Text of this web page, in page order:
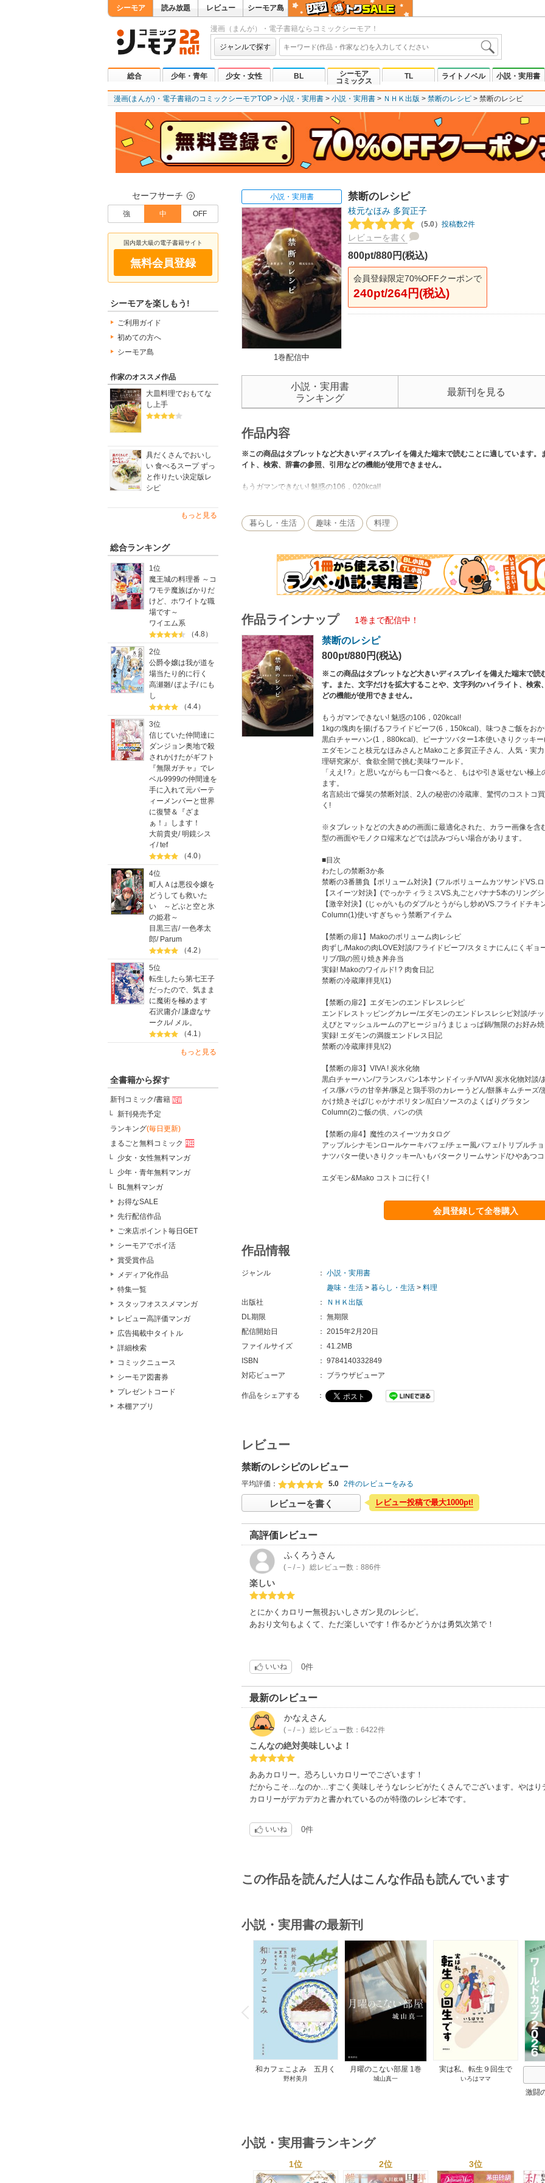
シーモア 読み放題 レビュー シーモア島
漫画（まんが）・電子書籍ならコミックシーモア！
ジャンルで探す
総合 少年・青年 少女・女性 BL
シーモア
コミックス
TL ライトノベル 小説・実用書
漫画(まんが)・電子書籍のコミックシーモアTOP 小説・実用書 小説・実用書 ＮＨＫ出版 禁断のレシピ 禁断のレシピ
セーフサーチ ？
強 中 OFF
国内最大級の電子書籍サイト
無料会員登録
シーモアを楽しもう!
ご利用ガイド
初めての方へ
シーモア島
作家のオススメ作品
大皿料理でおもてな
し上手
具だくさんでおいし
い 食べるスープ ずっ
と作りたい決定版レ
シピ
もっと見る
総合ランキング
1位
魔王城の料理番 ～コ
ワモテ魔族ばかりだ
けど、ホワイトな職
場です～
ワイエム系
（4.8）
2位
公爵令嬢は我が道を
場当たり的に行く
高瀬雛/ぽよ子/ にも
し
（4.4）
3位
信じていた仲間達に
ダンジョン奥地で殺
されかけたがギフト
『無限ガチャ』でレ
ベル9999の仲間達を
手に入れて元パーテ
ィーメンバーと世界
に復讐＆『ざま
ぁ！』します！
大前貴史/明鏡シス
イ/tef
（4.0）
4位
町人Ａは悪役令嬢を
どうしても救いた
い ～どぶと空と氷
の姫君～
目黒三吉/一色孝太
郎/ Parum
（4.2）
5位
転生したら第七王子
だったので、気まま
に魔術を極めます
石沢庸介/謙虚なサ
ークル/ メル。
（4.1）
もっと見る
全書籍から探す
新刊コミック/書籍
新刊発売予定
ランキング(毎日更新)
まるごと無料コミック
少女・女性無料マンガ
少年・青年無料マンガ
BL無料マンガ
お得なSALE
先行配信作品
ご来店ポイント毎日GET
シーモアでポイ活
賞受賞作品
メディア化作品
特集一覧
スタッフオススメマンガ
レビュー高評価マンガ
広告掲載中タイトル
詳細検索
コミックニュース
シーモア図書券
プレゼントコード
本棚アプリ
小説・実用書
1巻配信中
禁断のレシピ
枝元なほみ 多賀正子
（5.0） 投稿数2件
レビューを書く
800pt/880円(税込)
会員登録限定70%OFFクーポンで
240pt/264円(税込)
小説・実用書
ランキング
最新刊を見る
作品内容
※この商品はタブレットなど大きいディスプレイを備えた端末で読むことに適しています。
イト、検索、辞書の参照、引用などの機能が使用できません。
もうガマンできない! 魅惑の106，020kcal!
1kgの塊肉を揚げるフライドビーフ(6，150kcal)、味つきご飯をおかずに白いご飯を食べる
エダモンこと枝元なほみさんとMakoこと多賀正子さん、人気・実力を兼ね備えた2人の料理
「ええ! ?」と思いながらも一口食べると、もはや引き返せない極上のおいしさが待っていま
※タブレットなどの大きめの画面に最適化された、カラー画像を含むコンテンツです。小型
禁断の3番勝負【ボリューム対決】(フルボリュームカツサンドVS.ロコモコプレート)
【激辛対決】(じゃがいものダブルとうがらし炒めVS.フライドチキン 悪魔ソース)
Column(1)使いすぎちゃう禁断アイテム
【禁断の扉1】Makoのボリューム肉レシピ
肉ずし/Makoの肉LOVE対談/フライドビーフ/スタミナにんにくギョーザ/スパイシースペアリ
実録! Makoのワイルド! ? 肉食日記
禁断の冷蔵庫拝見!(1)
【禁断の扉2】エダモンのエンドレスレシピ
エンドレストッピングカレー/エダモンのエンドレスレシピ対談/チップスの甘辛ディップ/え
実録! エダモンの満腹エンドレス日記
【禁断の扉3】VIVA ! 炭水化物
黒白チャーハン/フランスパン1本サンドイッチ/VIVA! 炭水化物対談/あまーいオムハヤシライ
かけ焼きそば/じゃがナポリタン/紅白ソースのよくばりグラタン
Column(2)ご飯の供、パンの供
【禁断の扉4】魔性のスイーツカタログ
アップルシナモンロールケーキパフェ/チェー風パフェ/トリプルチョコレートケーキ/ピーナ
ド/ひやあつココナツしるこ
エダモン&Mako コストコに行く!
暮らし・生活 趣味・生活 料理
作品ラインナップ 1巻まで配信中！
禁断のレシピ
800pt/880円(税込)
※この商品はタブレットなど大きいディスプレイを備えた端末で読
す。また、文字だけを拡大することや、文字列のハイライト、検索
どの機能が使用できません。
もうガマンできない! 魅惑の106，020kcal!
1kgの塊肉を揚げるフライドビーフ(6，150kcal)、味つきご飯をお
黒白チャーハン(1，880kcal)、ピーナツバター1本使いきりクッキ
エダモンこと枝元なほみさんとMakoこと多賀正子さん、人気・実
理研究家が、食欲全開で挑む美味ワールド。
「ええ! ?」と思いながらも一口食べると、もはや引き返せない極
ます。
名言続出で爆笑の禁断対談、2人の秘密の冷蔵庫、驚愕のコストコ
く!
※タブレットなどの大きめの画面に最適化された、カラー画像を含
型の画面やモノクロ端末などでは読みづらい場合があります。
■目次
わたしの禁断3か条
禁断の3番勝負【ボリューム対決】(フルボリュームカツサンドVS.
【スイーツ対決】(でっかティラミスVS.丸ごとバナナ5本のリング
【激辛対決】(じゃがいものダブルとうがらし炒めVS.フライドチキ
Column(1)使いすぎちゃう禁断アイテム
【禁断の扉1】Makoのボリューム肉レシピ
肉ずし/Makoの肉LOVE対談/フライドビーフ/スタミナにんにくギョ
リブ/鶏の照り焼き丼弁当
実録! Makoのワイルド! ? 肉食日記
禁断の冷蔵庫拝見!(1)
【禁断の扉2】エダモンのエンドレスレシピ
エンドレストッピングカレー/エダモンのエンドレスレシピ対談/チ
えびとマッシュルームのアヒージョ/うまじょっぱ鍋/無限のお好み焼
実録! エダモンの満腹エンドレス日記
禁断の冷蔵庫拝見!(2)
【禁断の扉3】VIVA ! 炭水化物
黒白チャーハン/フランスパン1本サンドイッチ/VIVA! 炭水化物対談/
イス/豚バラの甘辛丼/豚足と鶏手羽のカレーうどん/餅豚キムチーズ/
かけ焼きそば/じゃがナポリタン/紅白ソースのよくばりグラタン
Column(2)ご飯の供、パンの供
【禁断の扉4】魔性のスイーツカタログ
アップルシナモンロールケーキパフェ/チェー風パフェ/トリプルチ
ナツバター使いきりクッキー/いもバタークリームサンド/ひやあつ
エダモン&Mako コストコに行く!
会員登録して全巻購入
作品情報
ジャンル ： 小説・実用書
趣味・生活 > 暮らし・生活 > 料理
出版社
：
ＮＨＫ出版
DL期限
： 無期限
配信開始日
： 2015年2月20日
ファイルサイズ
： 41.2MB
ISBN
： 9784140332849
対応ビューア
： ブラウザビューア
作品をシェアする ：
レビュー
禁断のレシピのレビュー
平均評価： 5.0 2件のレビューをみる
レビューを書く レビュー投稿で最大1000pt!
高評価レビュー
ふくろう さん
(－/－) 総レビュー数：886件
楽しい
とにかくカロリー無視おいしさガン見のレシピ。
あおり文句もよくて、ただ楽しいです！作るかどうかは勇気次第で！
いいね 0件
最新のレビュー
かなえ さん
(－/－) 総レビュー数：6422件
こんなの絶対美味しいよ！
ああカロリー。恐ろしいカロリーでございます！
だからこそ…なのか…すごく美味しそうなレシピがたくさんでございます。やはり
カロリーがデカデカと書かれているのが特徴のレシピ本です。
いいね 0件
この作品を読んだ人はこんな作品も読んでいます
小説・実用書の最新刊
P
r
e
v
i
o
u
和カフェこよみ 五月く
んの夏のおもてなし 1巻
野村美月
月曜のこない部屋 1巻
城山真一
実は私、転生９回生で
す マンガ 私の前世物
いろはママ
激闘
然が
小説・実用書ランキング
1位 2位 3位